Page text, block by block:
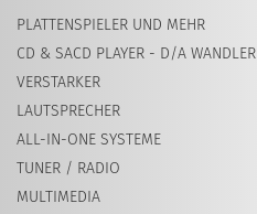
PLATTENSPIELER UND MEHR
CD & SACD PLAYER - D/A WANDLER
VERSTARKER
LAUTSPRECHER
ALL-IN-ONE SYSTEME
TUNER / RADIO
MULTIMEDIA